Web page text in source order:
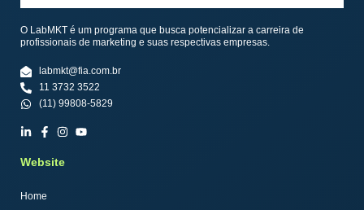
O LabMKT é um programa que busca potencializar a carreira de
profissionais de marketing e suas respectivas empresas.
labmkt@fia.com.br
11 3732 3522
(11) 99808-5829
Website
Home